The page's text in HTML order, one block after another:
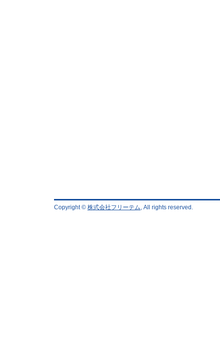
Copyright © 株式会社フリーテム, All rights reserved.